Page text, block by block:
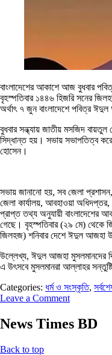
বাংলাদেশের আকাশে আজ বুধবার
বৃহস্পতিবার ১৪৪৬ হিজরি সনের
অর্থাৎ ৭ জুন বাংলাদেশে পবিত্র
বুধবার সন্ধ্যায় জাতীয় মসজিদ বায়তুল
সিদ্ধান্ত হয়। সভায় সভাপতিত্ব
হোসেন।
সভায় জানানো হয়, সব জেলা প্রশাসন,
জেলা কার্যালয়, আবহাওয়া অধিদপ্তর,
প্রাপ্ত তথ্য অনুযায়ী বাংলাদেশের
গেছে। বৃহস্পতিবার (২৯ মে) থেকে
জিলহজ) শনিবার দেশে ঈদুল আজহা
উল্লেখ্য, ঈদুল আজহা মুসলমানদের
এ উৎসবে মুসলমানরা আল্লাহর
Categories: ধর্ম ও সংস্কৃতি,
Leave a Comment
News Times BD
Back to top